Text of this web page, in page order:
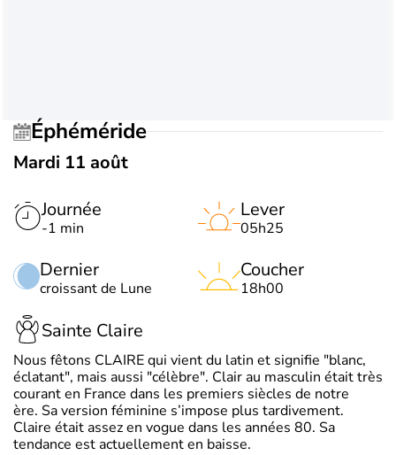
Éphéméride
Mardi 11 août
Journée
-1 min
Dernier
croissant de Lune
Lever
05h25
Coucher
18h00
Sainte Claire
Nous fêtons CLAIRE qui vient du latin et signifie "blanc,
éclatant", mais aussi "célèbre". Clair au masculin était très
courant en France dans les premiers siècles de notre
ère. Sa version féminine s’impose plus tardivement.
Claire était assez en vogue dans les années 80. Sa
tendance est actuellement en baisse.